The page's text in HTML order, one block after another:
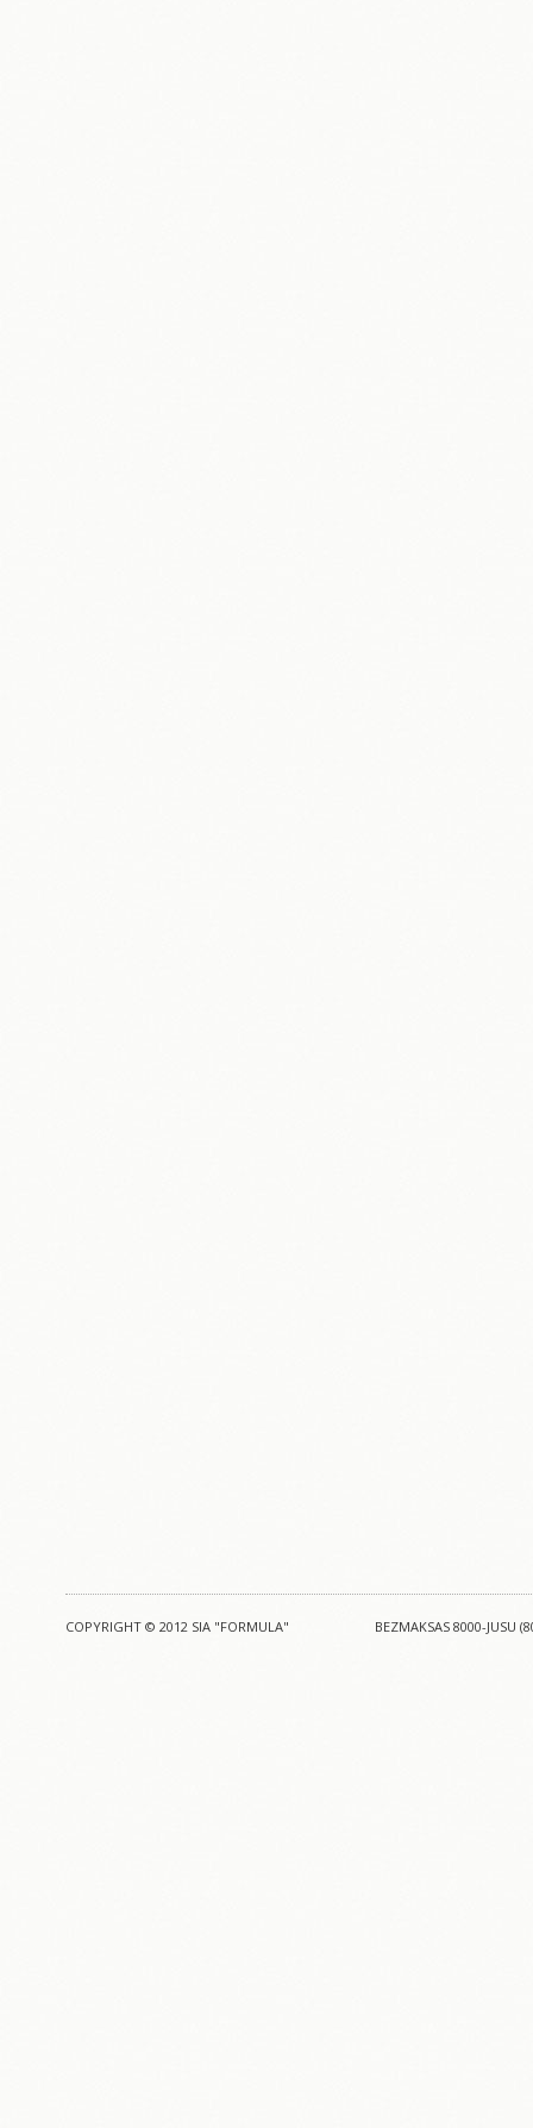
COPYRIGHT © 2012 SIA "FORMULA" BEZMAKSAS 8000-JUSU